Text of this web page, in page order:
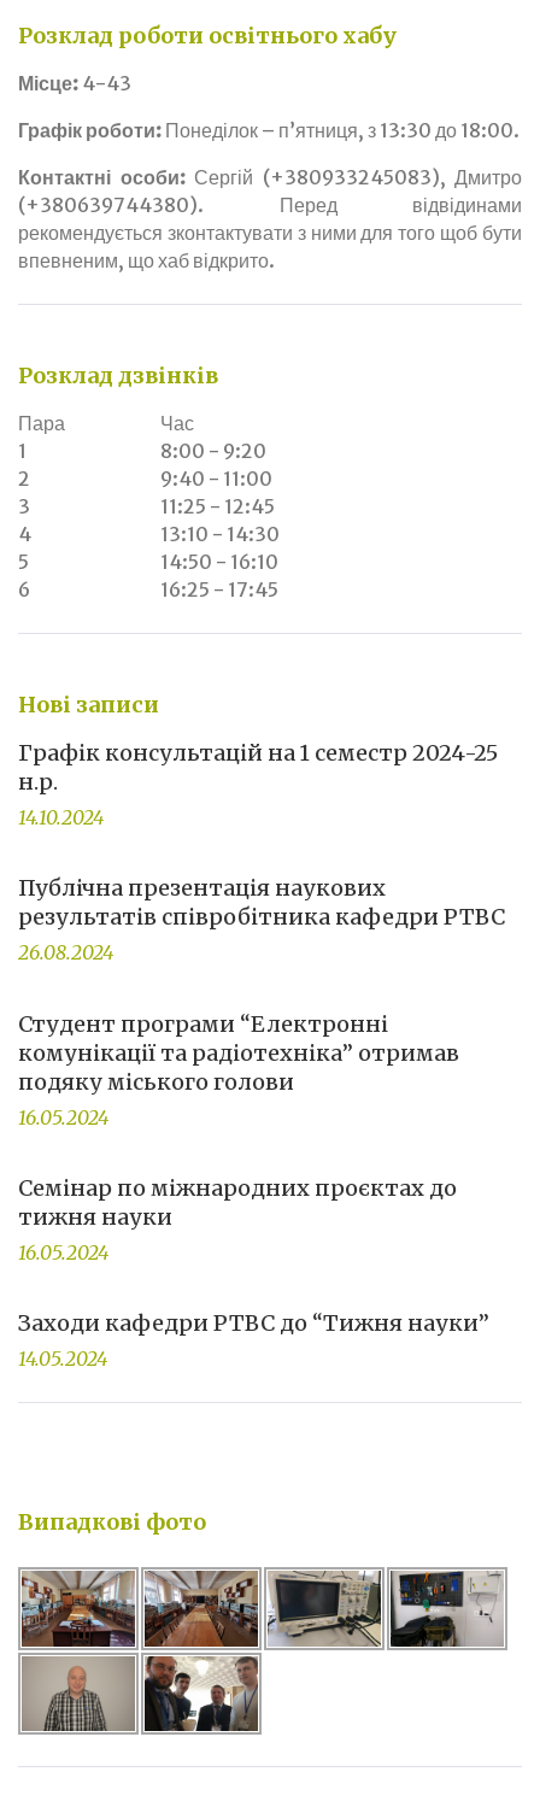
Розклад роботи освітнього хабу
Місце: 4-43
Графік роботи: Понеділок – п’ятниця, з 13:30 до 18:00.
Контактні особи:Сергій (+380933245083), Дмитро
(+380639744380). Перед відвідинами
рекомендується зконтактувати з ними для того щоб бути
впевненим, що хаб відкрито.
Розклад дзвінків
Пара
Час
1
8:00 - 9:20
2
9:40 - 11:00
3
11:25 - 12:45
4
13:10 - 14:30
5
14:50 - 16:10
6
16:25 - 17:45
Нові записи
Графік консультацій на 1 семестр 2024-25
н.р.
14.10.2024
Публічна презентація наукових
результатів співробітника кафедри РТВС
26.08.2024
Студент програми “Електронні
комунікації та радіотехніка” отримав
подяку міського голови
16.05.2024
Семінар по міжнародних проєктах до
тижня науки
16.05.2024
Заходи кафедри РТВС до “Тижня науки”
14.05.2024
Випадкові фото